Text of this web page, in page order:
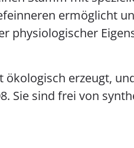
ermöglicht
erzeugt,
Sie sind frei von